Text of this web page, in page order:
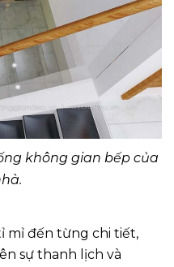
không gian bếp của
mỉ đến từng chi tiết,
sự thanh lịch và